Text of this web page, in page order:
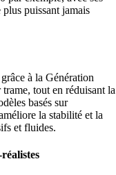
puissant jamais
à la Génération
tout en réduisant la
basés sur
la stabilité et la
et fluides.